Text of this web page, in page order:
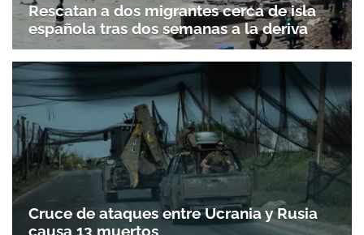
Rescatan a dos migrantes cerca de isla
española tras dos semanas a la deriva
Cruce de ataques entre Ucrania y Rusia
causa 13 muertos